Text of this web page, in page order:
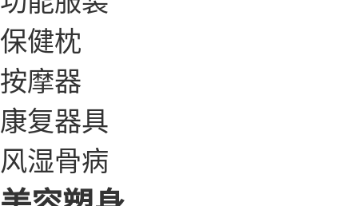
保健枕
按摩器
康复器具
风湿骨病